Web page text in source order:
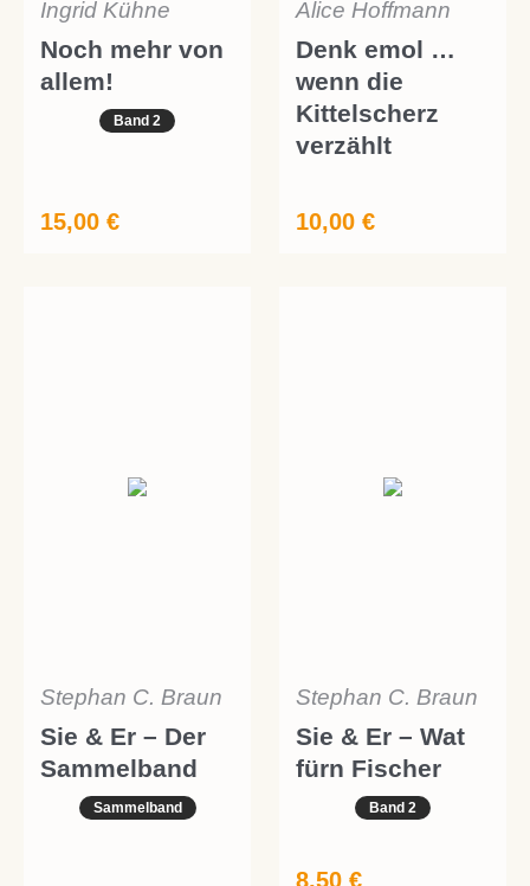
Ingrid Kühne
Noch mehr von
allem!
Band 2
15,00 €
Alice Hoffmann
Denk emol …
wenn die
Kittelscherz
verzählt
10,00 €
Stephan C. Braun
Sie & Er – Der
Sammelband
Sammelband
Stephan C. Braun
Sie & Er – Wat
fürn Fischer
Band 2
8,50 €